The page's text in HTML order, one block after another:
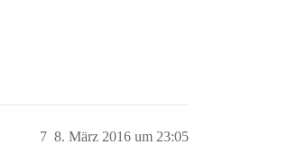
8. März 2016 um 23:05
7